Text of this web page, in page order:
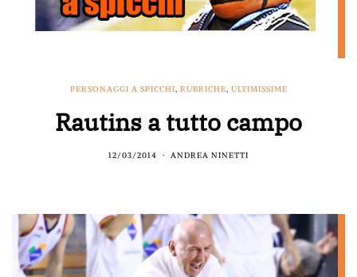
PERSONAGGI A SPICCHI, RUBRICHE, ULTIMISSIME
Rautins a tutto campo
12/03/2014 ANDREA NINETTI